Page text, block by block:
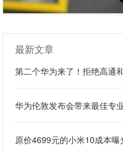
最新文章
第二个华为来了！拒绝高通
华为伦敦发布会带来最佳专
原价4699元的小米10成本